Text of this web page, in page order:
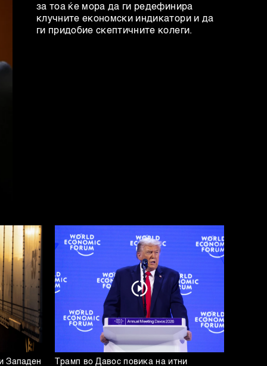
за тоа ќе мора да ги редефинира
клучните економски индикатори и да
ги придобие скептичните колеги.
Западен Трамп во Давос повика на итни